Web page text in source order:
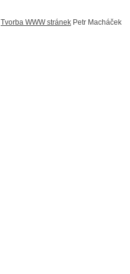
Tvorba WWW stránek Petr Macháček